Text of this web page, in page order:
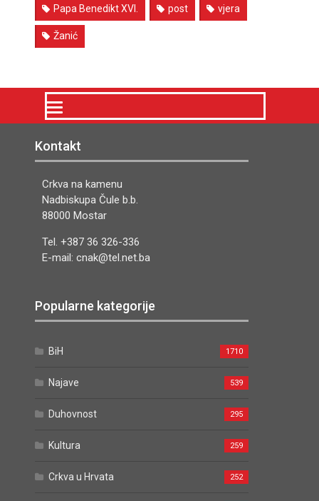
Papa Benedikt XVI. post vjera
Žanić
Kontakt
Crkva na kamenu
Nadbiskupa Čule b.b.
88000 Mostar
Tel. +387 36 326-336
E-mail: cnak@tel.net.ba
Popularne kategorije
BiH 1710
Najave 539
Duhovnost 295
Kultura 259
Crkva u Hrvata 252